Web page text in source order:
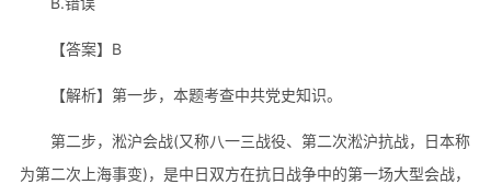
【答案】B
【解析】第一步，本题考查中共党史知识。
第二步，淞沪会战(又称八一三战役、第二次淞沪抗战，日本称
为第二次上海事变)，是中日双方在抗日战争中的第一场大型会战，